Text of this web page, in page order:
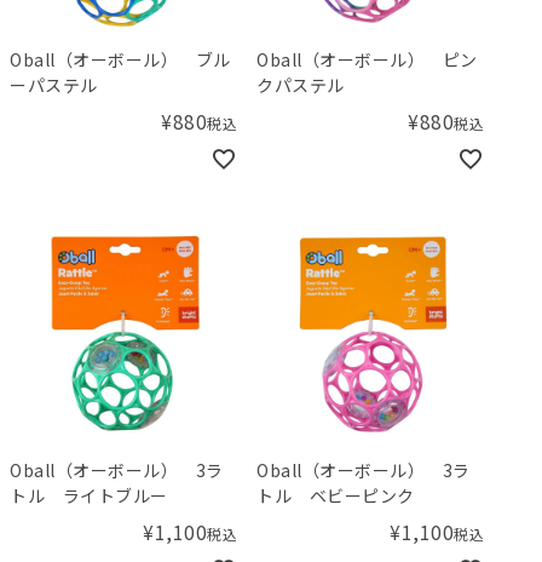
Oball（オーボール） ブル
ーパステル
¥880税込
Oball（オーボール） ピン
クパステル
¥880税込
Oball（オーボール） 3ラ
トル ライトブルー
¥1,100税込
Oball（オーボール） 3ラ
トル ベビーピンク
¥1,100税込